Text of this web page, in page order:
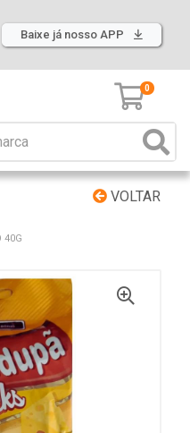
Baixe já nosso APP
0
VOLTAR
40G